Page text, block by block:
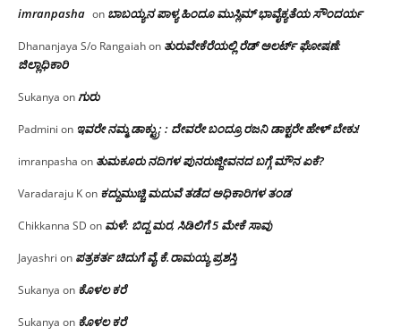
imranpasha on ಬಾಬಯ್ಯನ ಪಾಳ್ಯ ಹಿಂದೂ ಮುಸ್ಲಿಮ್ ಭಾವೈಕ್ಯತೆಯ ಸೌಂದರ್ಯ
Dhananjaya S/o Rangaiahon ತುರುವೇಕೆರೆಯಲ್ಲಿ ರೆಡ್ ಅಲರ್ಟ್ ಘೋಷಣೆ:
ಜಿಲ್ಲಾಧಿಕಾರಿ
Sukanya onಗುರು
Padmini on ಇವರೇ ನಮ್ಮ ಡಾಕ್ಟ್ರು; : ದೇವರೇ ಬಂದ್ರೂ ರಜನಿ ಡಾಕ್ಟರೇ ಹೇಳ್ ಬೇಕು!
imranpasha on ತುಮಕೂರು ನದಿಗಳ ಪುನರುಜ್ಜೀವನದ ಬಗ್ಗೆ ಮೌನ ಏಕೆ?
Varadaraju Kon ಕದ್ದುಮುಚ್ಚಿ ಮದುವೆ ತಡೆದ ಅಧಿಕಾರಿಗಳ ತಂಡ
Chikkanna SD on ಮಳೆ: ಬಿದ್ದ ಮರ, ಸಿಡಿಲಿಗೆ 5 ಮೇಕೆ ಸಾವು
Jayashri on ಪತ್ರಕರ್ತ ಚಿದುಗೆ ವೈ.ಕೆ.ರಾಮಯ್ಯ ಪ್ರಶಸ್ತಿ
Sukanya on ಕೊಳಲ ಕರೆ
Sukanya on ಕೊಳಲ ಕರೆ